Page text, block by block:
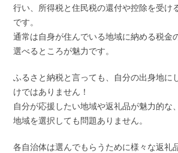
行い、所得税と住民税の還付や控除を受け
です。
通常は自身が住んでいる地域に納める税金
選べるところが魅力です。
ふるさと納税と言っても、自分の出身地に
けではありません！
自分が応援したい地域や返礼品が魅力的な
地域を選択しても問題ありません。
各自治体は選んでもらうために様々な返礼